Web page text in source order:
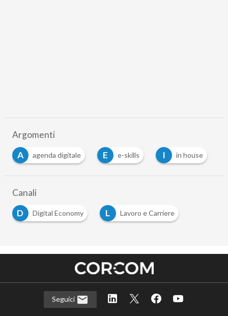
Argomenti
A
agenda digitale E e-skills I in house
Canali
D
Digital Economy L Lavoro e Carriere
Seguici